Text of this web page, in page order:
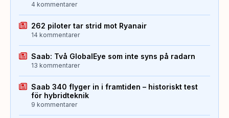
4 kommentarer
262 piloter tar strid mot Ryanair
14 kommentarer
Saab: Två GlobalEye som inte syns på radarn
13 kommentarer
Saab 340 flyger in i framtiden – historiskt test
för hybridteknik
9 kommentarer